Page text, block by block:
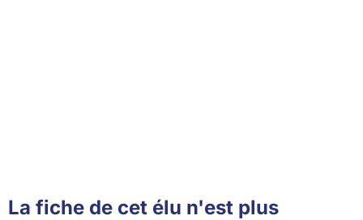
La fiche de cet élu n'est plus